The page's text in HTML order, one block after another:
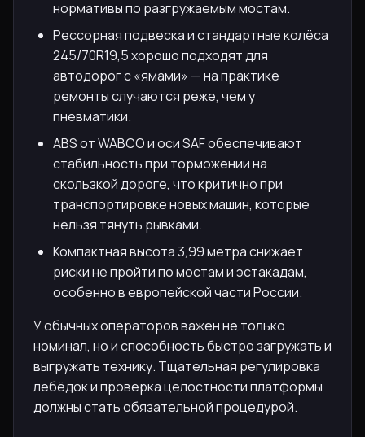
нормативы по разгружаемым мостам.
Рессорная подвеска и стандартные колёса
245/70R19,5 хорошо подходят для
автодорог с «ямами» — на практике
ремонты случаются реже, чем у
пневматики.
ABS от WABCO и оси SAF обеспечивают
стабильность при торможении на
скользкой дороге, что критично при
транспортировке новых машин, которые
нельзя тянуть рывками.
Компактная высота 3,99 метра снижает
риски не пройти по мостам и эстакадам,
особенно в европейской части России.
У обычных операторов важен не только
номинал, но и способность быстро загружать и
выгружать технику. Тщательная регулировка
лебёдок и проверка целостности платформы
должны стать обязательной процедурой.